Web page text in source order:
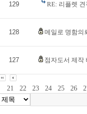
129 RE: 리플렛
128 메일로 명함의
127 점자도서 제작
21 22 23 24 25 26